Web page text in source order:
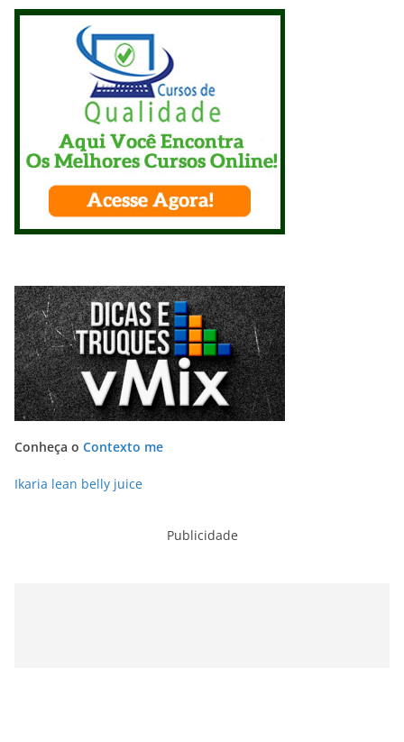
Conheça o Contexto me
Ikaria lean belly juice
Publicidade